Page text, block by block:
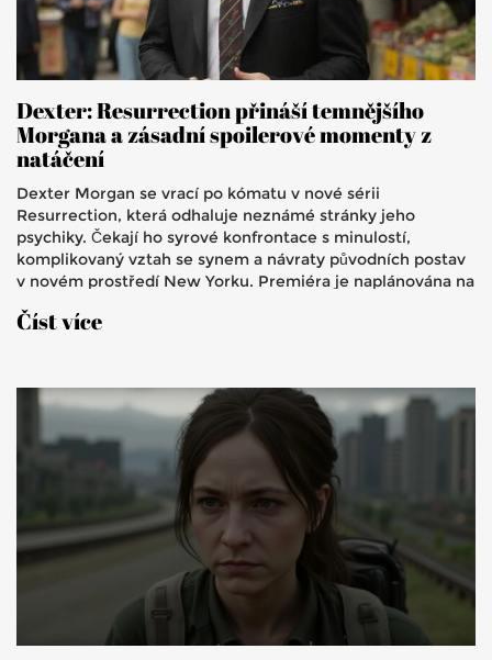
Dexter: Resurrection přináší temnějšího
Morgana a zásadní spoilerové momenty z
natáčení
Dexter Morgan se vrací po kómatu v nové sérii
Resurrection, která odhaluje neznámé stránky jeho
psychiky. Čekají ho syrové konfrontace s minulostí,
komplikovaný vztah se synem a návraty původních postav
v novém prostředí New Yorku. Premiéra je naplánována na
Číst více